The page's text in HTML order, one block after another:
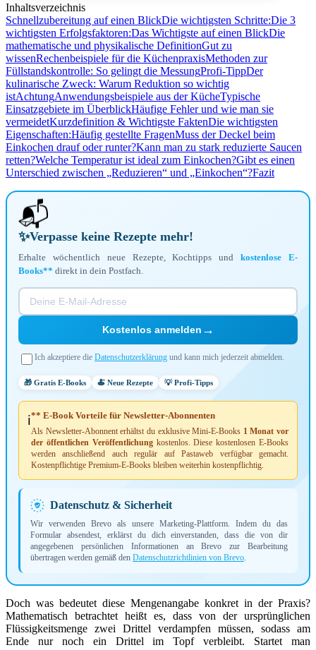
Inhaltsverzeichnis
Schnellzubereitung auf einen BlickDie wichtigsten Schritte:Die 3
wichtigsten Erfolgsfaktoren:Das Wichtigste auf einen BlickDie
mathematische und physikalische DefinitionGut zu
wissenRechenbeispiele für die KüchenpraxisMethoden zur
Füllstandskontrolle: So gelingt die MessungProfi-TippDer
kulinarische Zweck: Warum Reduktion so wichtig
istAchtungAnwendungsbeispiele aus der KücheTypische
Einsatzgebiete im ÜberblickHäufige Fehler und wie man sie
vermeidetKurzdefinition & Wichtigste FaktenDie wichtigsten
Eigenschaften:Häufig gestellte FragenMuss der Deckel beim
Einkochen drauf oder runter?Kann man zu stark reduzierte Saucen
retten?Welche Temperatur ist ideal zum Einkochen?Gibt es einen
Unterschied zwischen „Reduzieren“ und „Einkochen“?Fazit
📬
✨Verpasse keine Rezepte mehr!
Erhalte wöchentlich neue Rezepte, Kochtipps undkostenlose E-
Books** direkt in dein Postfach.
Kostenlos anmelden →
Ich akzeptiere die Datenschutzerklärung und kann mich jederzeit abmelden.
🎁 Gratis E-Books 🍝 Neue Rezepte 💡 Profi-Tipps
ℹ️** E-Book Vorteile für Newsletter-Abonnenten
Als Newsletter-Abonnent erhältst du exklusive Mini-E-Books 1 Monat vor
der öffentlichen Veröffentlichungkostenlos. Diese kostenlosen E-Books
werden anschließend auch regulär auf Pastaweb verfügbar gemacht.
Kostenpflichtige Premium-E-Books bleiben weiterhin kostenpflichtig.
Datenschutz & Sicherheit
Wir verwenden Brevo als unsere Marketing-Plattform. Indem du das
Formular absendest, erklärst du dich einverstanden, dass die von dir
angegebenen persönlichen Informationen an Brevo zur Bearbeitung
übertragen werden gemäß den Datenschutzrichtlinien von Brevo
Doch was bedeutet diese Mengenangabe konkret in der Praxis?
Mathematisch betrachtet heißt es, dass von der ursprünglichen
Flüssigkeitsmenge zwei Drittel verdampfen müssen, sodass am
Ende nur noch ein Drittel im Topf verbleibt. Startet man